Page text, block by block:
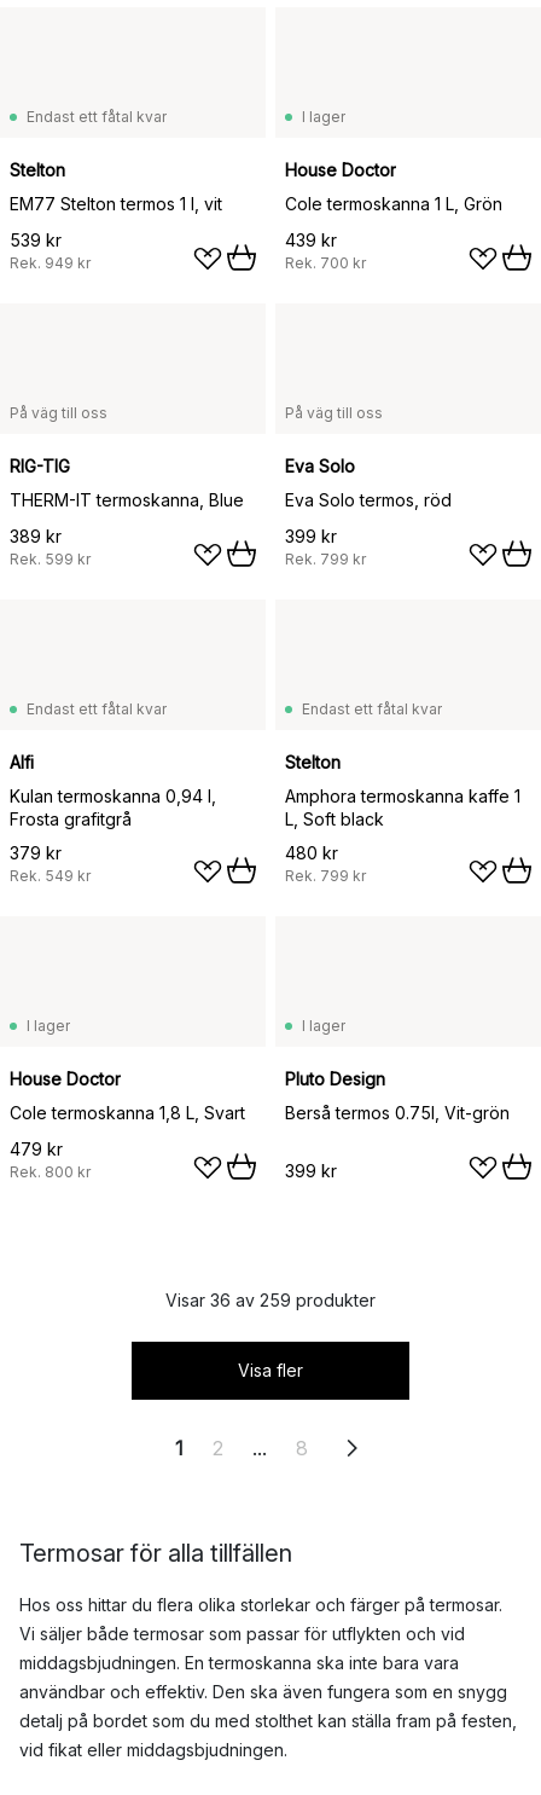
Endast ett fåtal kvar
Stelton
EM77 Stelton termos 1 l, vit
539 kr
Rek. 949 kr
I lager
House Doctor
Cole termoskanna 1 L, Grön
439 kr
Rek. 700 kr
På väg till oss
RIG-TIG
THERM-IT termoskanna, Blue
389 kr
Rek. 599 kr
På väg till oss
Eva Solo
Eva Solo termos, röd
399 kr
Rek. 799 kr
Endast ett fåtal kvar
Alfi
Kulan termoskanna 0,94 l,
Frosta grafitgrå
379 kr
Rek. 549 kr
Endast ett fåtal kvar
Stelton
Amphora termoskanna kaffe 1
L, Soft black
480 kr
Rek. 799 kr
I lager
House Doctor
Cole termoskanna 1,8 L, Svart
479 kr
Rek. 800 kr
I lager
Pluto Design
Berså termos 0.75l, Vit-grön
399 kr
Visar 36 av 259 produkter
Visa fler
1 2 ... 8
Termosar för alla tillfällen
Hos oss hittar du flera olika storlekar och färger på termosar.
Vi säljer både termosar som passar för utflykten och vid
middagsbjudningen. En termoskanna ska inte bara vara
användbar och effektiv. Den ska även fungera som en snygg
detalj på bordet som du med stolthet kan ställa fram på festen,
vid fikat eller middagsbjudningen.